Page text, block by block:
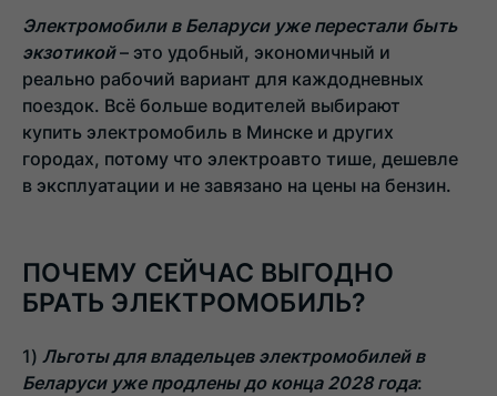
меток
Электромобили в Беларуси уже перестали быть
экзотикой– это удобный, экономичный и
реально рабочий вариант для каждодневных
поездок. Всё больше водителей выбирают
купить электромобиль в Минске и других
городах, потому что электроавто тише, дешевле
в эксплуатации и не завязано на цены на бензин.
ПОЧЕМУ СЕЙЧАС ВЫГОДНО
БРАТЬ ЭЛЕКТРОМОБИЛЬ?
Льготы для владельцев электромобилей в
Беларуси уже продлены до конца 2028 года: